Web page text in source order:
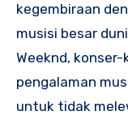
kegembiraan
musisi besar
Weeknd,
pengalaman
untuk tidak